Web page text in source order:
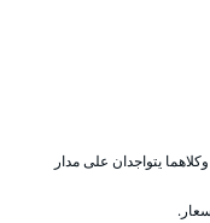
يتواجدان على مدار